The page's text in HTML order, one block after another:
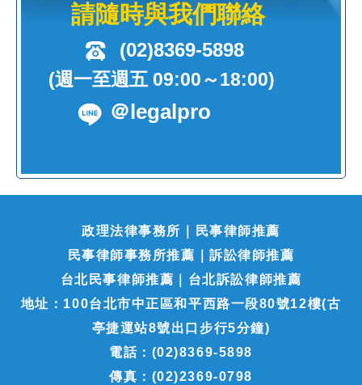
請隨時與我們聯絡
(02)8369-5898
(週一至週五 09:00～18:00)
＠legalpro
政理法律事務所｜民事律師推薦
民事律師事務所推薦｜訴訟律師推薦
台北民事律師推薦｜台北訴訟律師推薦
地址：100台北市中正區和平西路一段80號12樓(古
亭捷運站8號出口步行5分鐘)
電話：(02)8369-5898
傳真：(02)2369-0798